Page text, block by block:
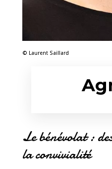
© Laurent Saillard
Le bénévolat :
la convivialité